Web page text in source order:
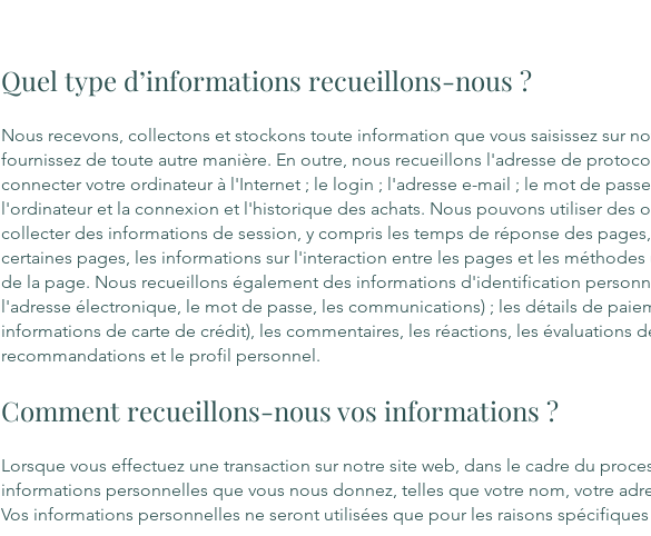
Quel type d’informations recueillons-nous ?
Nous recevons, collectons et stockons toute information que vous saisissez sur
fournissez de toute autre manière. En outre, nous recueillons l'adresse de
connecter votre ordinateur à l'Internet ; le login ; l'adresse e-mail ; le mot de
l'ordinateur et la connexion et l'historique des achats. Nous pouvons utiliser des
collecter des informations de session, y compris les temps de réponse des
certaines pages, les informations sur l'interaction entre les pages et les
de la page. Nous recueillons également des informations d'identification
l'adresse électronique, le mot de passe, les communications) ; les détails de
informations de carte de crédit), les commentaires, les réactions, les évaluations
recommandations et le profil personnel.
Comment recueillons-nous vos informations ?
Lorsque vous effectuez une transaction sur notre site web, dans le cadre du
informations personnelles que vous nous donnez, telles que votre nom, votre
Vos informations personnelles ne seront utilisées que pour les raisons